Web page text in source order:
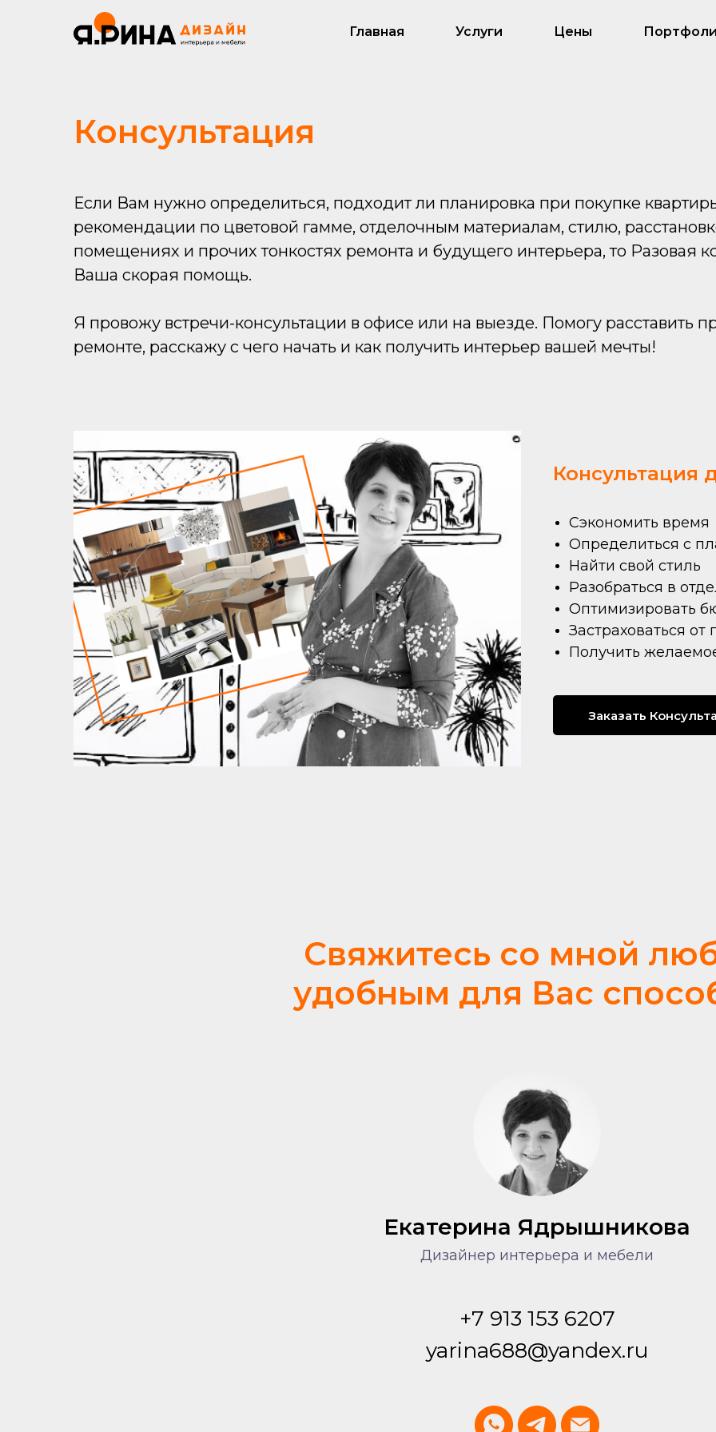
Главная Услуги Цены
Консультация
Если Вам нужно определиться, подходит ли планировка при покупке
рекомендации по цветовой гамме, отделочным материалам, стилю,
помещениях и прочих тонкостях ремонта и будущего интерьера, то Разовая
Ваша скорая помощь.
Я провожу встречи-консультации в офисе или на выезде. Помогу расставить
ремонте, расскажу с чего начать и как получить интерьер вашей мечты!
Консультация
Сэкономить время
Определиться с
Найти свой стиль
Разобраться в
Оптимизировать
Застраховаться от
Получить
Заказать
Свяжитесь со мной
удобным для Вас
Екатерина Ядрышникова
Дизайнер интерьера и мебели
+7 913 153 6207
yarina688@yandex.ru